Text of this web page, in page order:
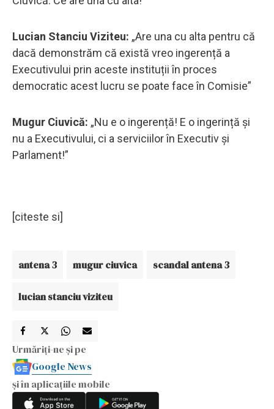
Lucian Stanciu Viziteu: „Are una cu alta pentru că
dacă demonstrăm că există vreo ingerență a
Executivului prin aceste instituții în proces
democratic acest lucru se poate face în Comisie”
Mugur Ciuvică: „Nu e o ingerență! E o ingerință și
nu a Executivului, ci a serviciilor în Executiv și
Parlament!”
[citeste si]
antena 3 mugur ciuvica scandal antena 3
lucian stanciu viziteu
Urmăriți-ne și pe
Google News
și în aplicațiile mobile